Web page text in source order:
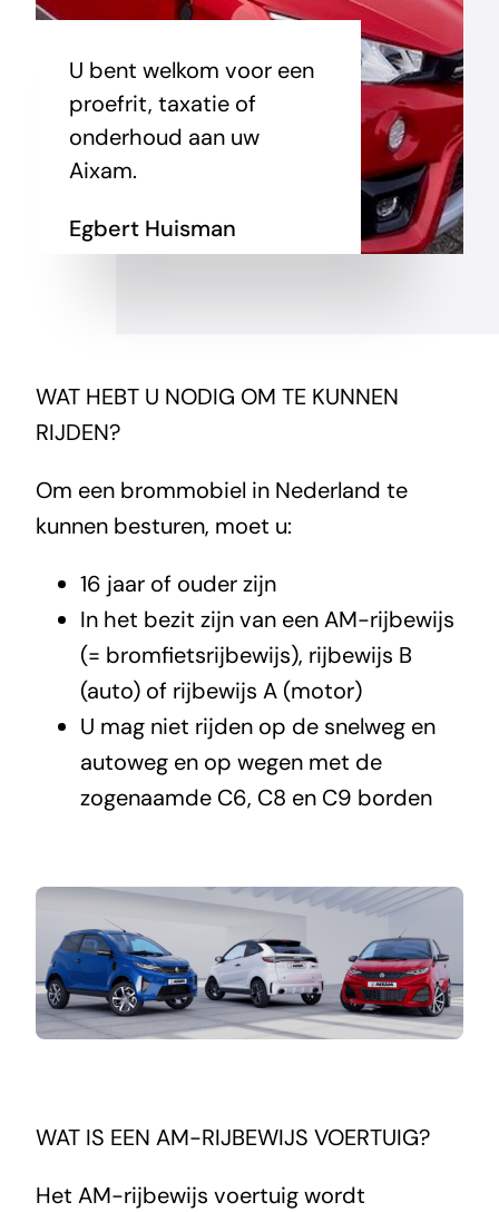
U bent welkom voor een
proefrit, taxatie of
onderhoud aan uw
Aixam.
Egbert Huisman
WAT HEBT U NODIG OM TE KUNNEN
RIJDEN?
Om een brommobiel in Nederland te
kunnen besturen, moet u:
16 jaar of ouder zijn
In het bezit zijn van een AM-rijbewijs
(= bromfietsrijbewijs), rijbewijs B
(auto) of rijbewijs A (motor)
U mag niet rijden op de snelweg en
autoweg en op wegen met de
zogenaamde C6, C8 en C9 borden
WAT IS EEN AM-RIJBEWIJS VOERTUIG?
Het AM-rijbewijs voertuig wordt